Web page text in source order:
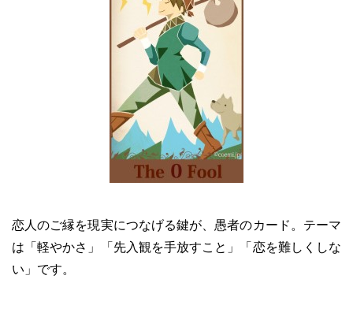
恋人のご縁を現実につなげる鍵が、愚者のカード。テーマ
は「軽やかさ」「先入観を手放すこと」「恋を難しくしな
い」です。